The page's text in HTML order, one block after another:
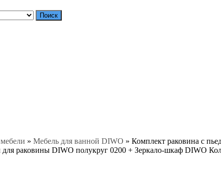
Поиск
» Мебель для ванной DIWO » Комплект раковина с
раковины DIWO полукруг 0200 + Зеркало-шкаф DIWO